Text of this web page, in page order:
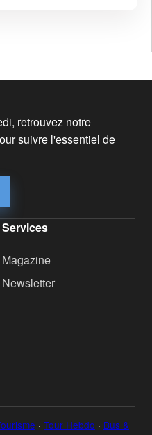
retrouvez notre
suivre l'essentiel de
Services
Magazine
Newsletter
· Tour Hebdo · Bus &